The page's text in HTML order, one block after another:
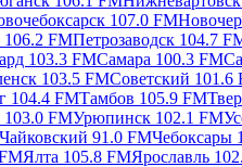
107.0 FM
FMПетрозаводск 104.7
103.3 FMСамара 100.3 FM
103.5 FMСоветский 101.6
104.4 FMТамбов 105.9 FM
103.0 FMУрюпинск 102.1 FM
Чайковский 91.0 FMЧебоксары
Ялта 105.8 FMЯрославль